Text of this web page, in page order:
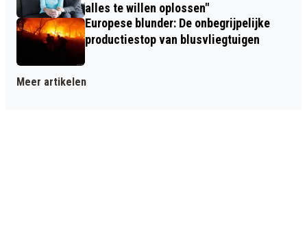
alles te willen oplossen"
Europese blunder: De onbegrijpelijke
productiestop van blusvliegtuigen
Meer artikelen